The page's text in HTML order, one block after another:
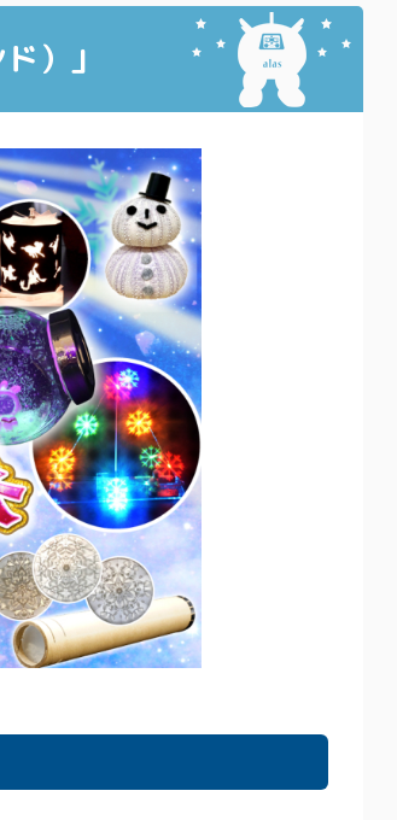
）」